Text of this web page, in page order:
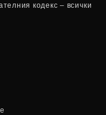
кодекс – всички